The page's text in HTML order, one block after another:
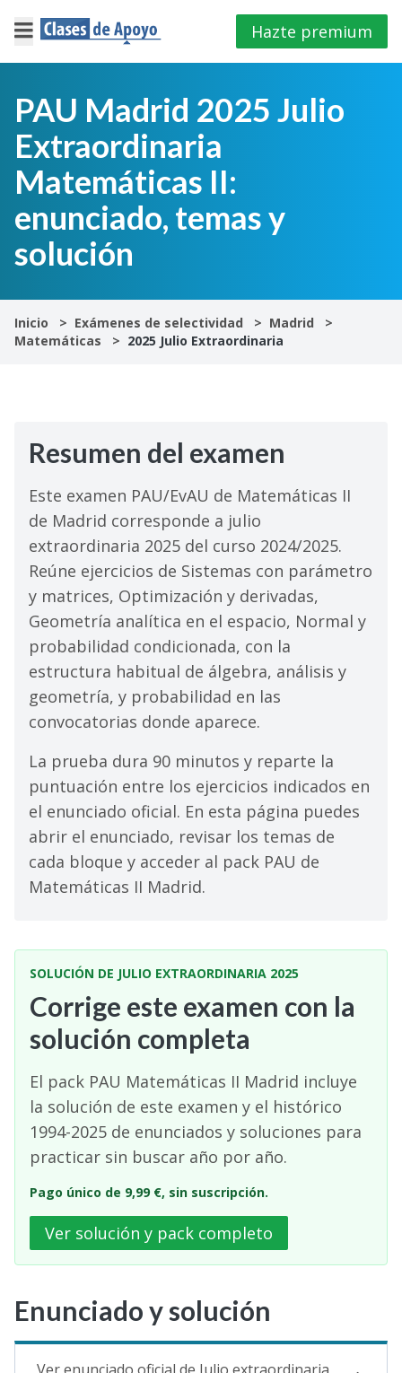
×
Iniciar
sesión
4º
E.S.O
Bachillerato
Hazte premium
PAU Madrid 2025 Julio
Extraordinaria
Matemáticas II:
enunciado, temas y
solución
Inicio Exámenes de selectividad
Madrid
Matemáticas
2025 Julio Extraordinaria
Resumen del examen
Este examen PAU/EvAU de Matemáticas II
de Madrid corresponde a julio
extraordinaria 2025 del curso 2024/2025.
Reúne ejercicios de Sistemas con parámetro
y matrices, Optimización y derivadas,
Geometría analítica en el espacio, Normal y
probabilidad condicionada, con la
estructura habitual de álgebra, análisis y
geometría, y probabilidad en las
convocatorias donde aparece.
La prueba dura 90 minutos y reparte la
puntuación entre los ejercicios indicados en
el enunciado oficial. En esta página puedes
abrir el enunciado, revisar los temas de
cada bloque y acceder al pack PAU de
Matemáticas II Madrid.
SOLUCIÓN DE JULIO EXTRAORDINARIA 2025
Corrige este examen con la
solución completa
El pack PAU Matemáticas II Madrid incluye
la solución de este examen y el histórico
1994-2025 de enunciados y soluciones para
practicar sin buscar año por año.
Pago único de 9,99 €, sin suscripción.
Ver solución y pack completo
Enunciado y solución